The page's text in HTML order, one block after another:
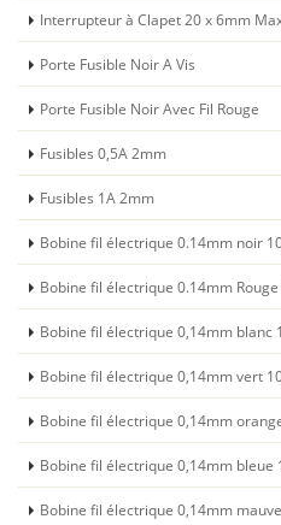
Interrupteur à Clapet 20 x 6mm
Porte Fusible Noir A Vis
Porte Fusible Noir Avec Fil Rouge
Fusibles 0,5A 2mm
Fusibles 1A 2mm
Bobine fil électrique 0.14mm noir
Bobine fil électrique 0.14mm
Bobine fil électrique 0,14mm blanc
Bobine fil électrique 0,14mm vert
Bobine fil électrique 0,14mm
Bobine fil électrique 0,14mm bleue
Bobine fil électrique 0,14mm